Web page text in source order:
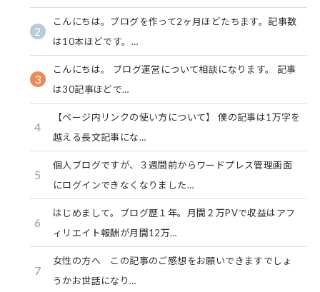
2
こんにちは。ブログを作って2ヶ月ほどたちます。記事数
は10本ほどです。…
3
こんにちは。 ブログ運営について相談になります。 記事
は30記事ほどで…
4
【ページ内リンクの使い方について】 僕の記事は1万字を
越える長文記事にな…
5
個人ブログですが、３週間前からワードプレス管理画面
にログインできなくなりました…
6
はじめまして。ブログ歴１年。月間２万PVで収益はアフ
ィリエイト報酬が月間12万…
7
女性の方へ この記事のご感想をお願いできますでしょ
うかお世話になり…